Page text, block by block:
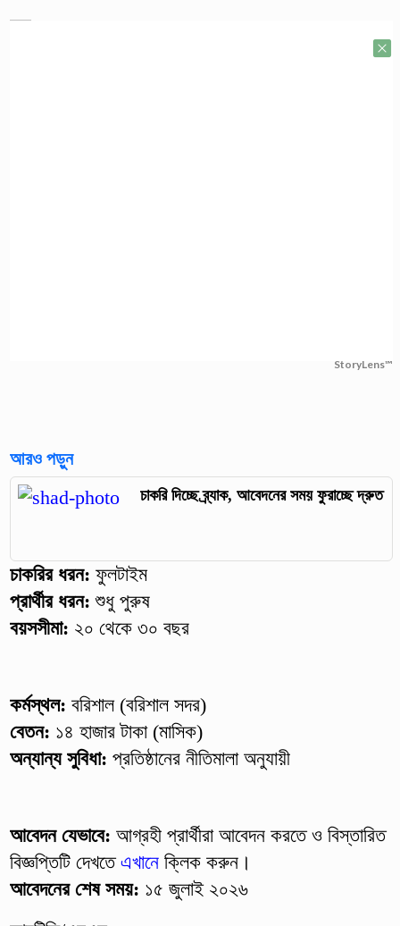
StoryLens™
আরও পড়ুন
চাকরি দিচ্ছে ব্র্যাক, আবেদনের সময় ফুরাচ্ছে দ্রুত
চাকরির ধরন: ফুলটাইম
প্রার্থীর ধরন: শুধু পুরুষ
বয়সসীমা: ২০ থেকে ৩০ বছর
কর্মস্থল: বরিশাল (বরিশাল সদর)
বেতন: ১৪ হাজার টাকা (মাসিক)
অন্যান্য সুবিধা: প্রতিষ্ঠানের নীতিমালা অনুযায়ী
আবেদন যেভাবে: আগ্রহী প্রার্থীরা আবেদন করতে ও বিস্তারিত
বিজ্ঞপ্তিটি দেখতেএখানেক্লিক করুন।
আবেদনের শেষ সময়: ১৫ জুলাই ২০২৬